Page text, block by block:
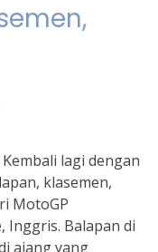
lagi dengan
klasemen,
MotoGP
Inggris. Balapan di
ajang yang